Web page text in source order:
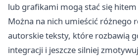
lub grafikami mogą stać się
Można na nich umieścić różnego
autorskie teksty, które rozbawią
integracji i jeszcze silniej